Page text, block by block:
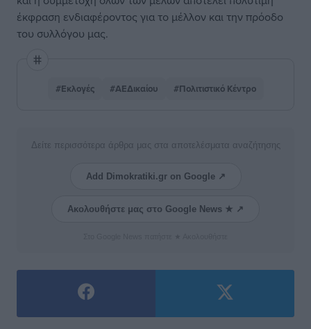
έκφραση ενδιαφέροντος για το μέλλον και την πρόοδο
του συλλόγου μας.
#Εκλογές #ΑΕΔικαίου #Πολιτιστικό Κέντρο
Δείτε περισσότερα άρθρα μας στα αποτελέσματα αναζήτησης
Add Dimokratiki.gr on Google ↗
Ακολουθήστε μας στο Google News ★ ↗